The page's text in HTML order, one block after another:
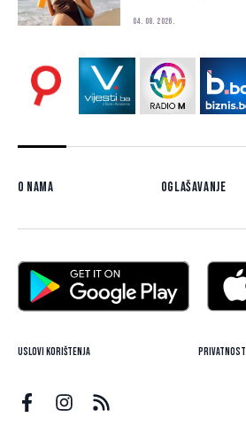
04. 08. 2026.
O nama Oglašavanje
Uslovi korištenja Privatnost